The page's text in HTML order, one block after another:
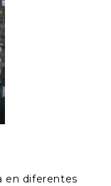
en diferentes